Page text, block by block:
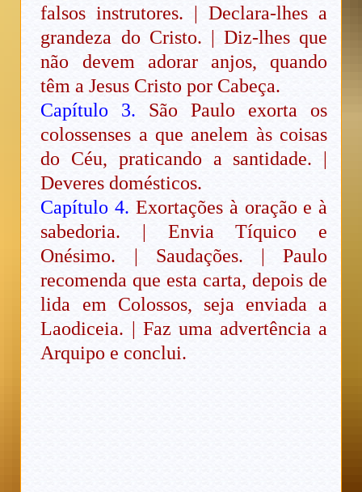
falsos instrutores. | Declara-lhes a
grandeza do Cristo. | Diz-lhes que
não devem adorar anjos, quando
têm a Jesus Cristo por Cabeça.
Capítulo 3. São Paulo exorta os
colossenses a que anelem às coisas
do Céu, praticando a santidade. |
Deveres domésticos.
Capítulo 4. Exortações à oração e à
sabedoria. | Envia Tíquico e
Onésimo. | Saudações. | Paulo
recomenda que esta carta, depois de
lida em Colossos, seja enviada a
Laodiceia. | Faz uma advertência a
Arquipo e conclui.